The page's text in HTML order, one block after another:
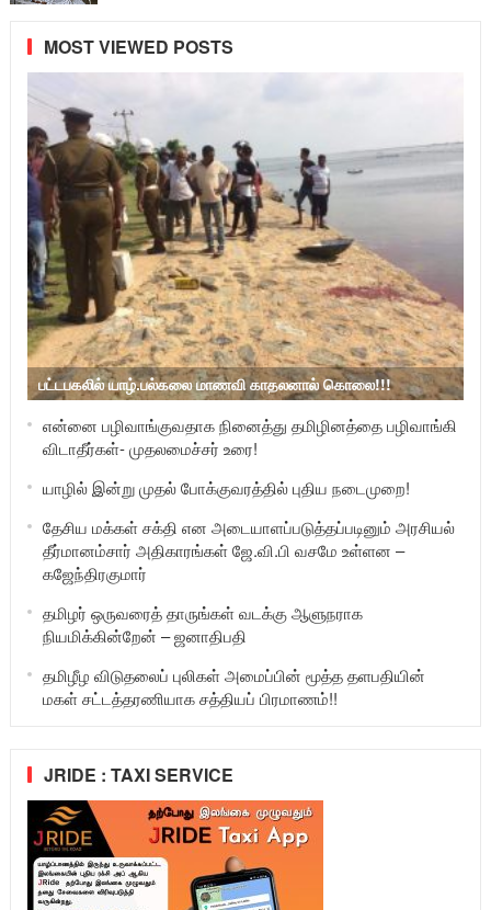
MOST VIEWED POSTS
பட்டபகலில் யாழ்.பல்கலை மாணவி காதலனால் கொலை!!!
என்னை பழிவாங்குவதாக நினைத்து தமிழினத்தை பழிவாங்கி
விடாதீர்கள்- முதலமைச்சர் உரை!
யாழில் இன்று முதல் போக்குவரத்தில் புதிய நடைமுறை!
தேசிய மக்கள் சக்தி என அடையாளப்படுத்தப்படினும் அரசியல்
தீர்மானம்சார் அதிகாரங்கள் ஜே.வி.பி வசமே உள்ளன –
கஜேந்திரகுமார்
தமிழர் ஒருவரைத் தாருங்கள் வடக்கு ஆளுநராக
நியமிக்கின்றேன் – ஜனாதிபதி
தமிழீழ விடுதலைப் புலிகள் அமைப்பின் மூத்த தளபதியின்
மகள் சட்டத்தரணியாக சத்தியப் பிரமாணம்!!
JRIDE : TAXI SERVICE